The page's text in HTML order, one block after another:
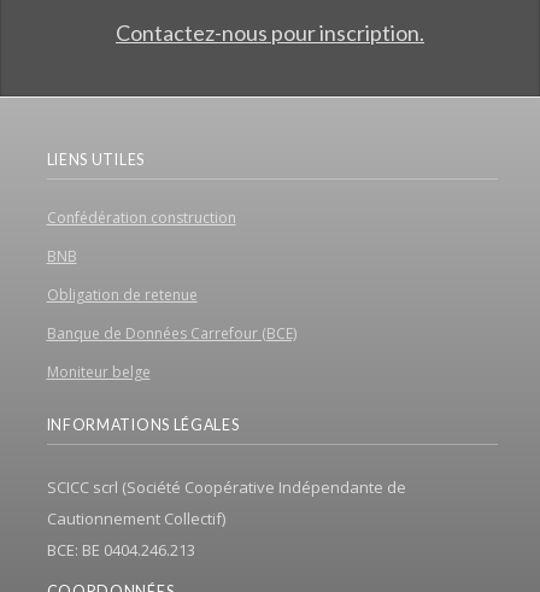
Contactez-nous pour inscription.
LIENS UTILES
Confédération construction
BNB
Obligation de retenue
Banque de Données Carrefour (BCE)
Moniteur belge
INFORMATIONS LÉGALES
SCICC scrl (Société Coopérative Indépendante de
Cautionnement Collectif)
BCE: BE 0404.246.213